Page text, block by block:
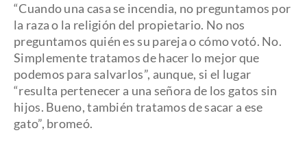
“Cuando una casa se incendia, no preguntamos por
la raza o la religión del propietario. No nos
preguntamos quién es su pareja o cómo votó. No.
Simplemente tratamos de hacer lo mejor que
podemos para salvarlos”, aunque, si el lugar
“resulta pertenecer a una señora de los gatos sin
hijos. Bueno, también tratamos de sacar a ese
gato”, bromeó.